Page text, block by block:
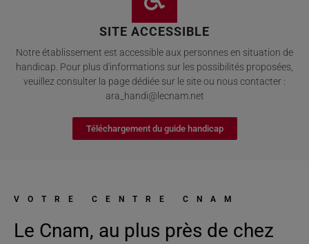
SITE ACCESSIBLE
Notre établissement est accessible aux personnes en situation de
handicap. Pour plus d'informations sur les possibilités proposées,
veuillez consulter la page dédiée sur le site ou nous contacter :
ara_handi@lecnam.net
Téléchargement du guide handicap
VOTRE CENTRE CNAM
Le Cnam, au plus près de chez